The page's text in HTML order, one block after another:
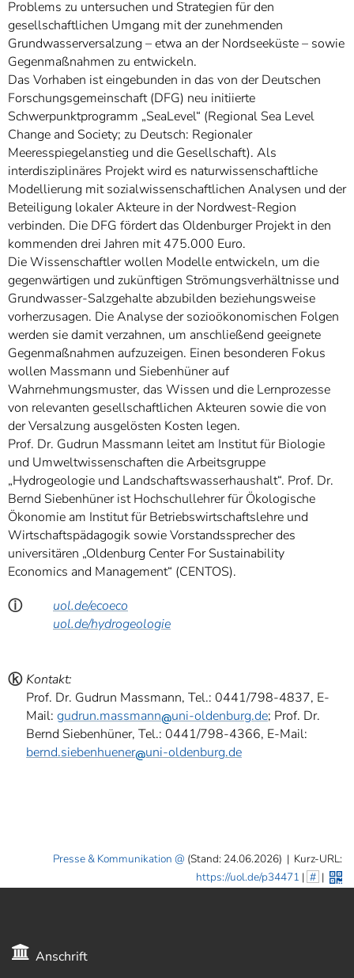
Problems zu untersuchen und Strategien für den
gesellschaftlichen Umgang mit der zunehmenden
Grundwasserversalzung – etwa an der Nordseeküste – sowie
Gegenmaßnahmen zu entwickeln.
Das Vorhaben ist eingebunden in das von der Deutschen
Forschungsgemeinschaft (DFG) neu initiierte
Schwerpunktprogramm „SeaLevel“ (Regional Sea Level
Change and Society; zu Deutsch: Regionaler
Meeresspiegelanstieg und die Gesellschaft). Als
interdisziplinäres Projekt wird es naturwissenschaftliche
Modellierung mit sozialwissenschaftlichen Analysen und der
Beteiligung lokaler Akteure in der Nordwest-Region
verbinden. Die DFG fördert das Oldenburger Projekt in den
kommenden drei Jahren mit 475.000 Euro.
Die Wissenschaftler wollen Modelle entwickeln, um die
gegenwärtigen und zukünftigen Strömungsverhältnisse und
Grundwasser-Salzgehalte abzubilden beziehungsweise
vorherzusagen. Die Analyse der sozioökonomischen Folgen
werden sie damit verzahnen, um anschließend geeignete
Gegenmaßnahmen aufzuzeigen. Einen besonderen Fokus
wollen Massmann und Siebenhüner auf
Wahrnehmungsmuster, das Wissen und die Lernprozesse
von relevanten gesellschaftlichen Akteuren sowie die von
der Versalzung ausgelösten Kosten legen.
Prof. Dr. Gudrun Massmann leitet am Institut für Biologie
und Umweltwissenschaften die Arbeitsgruppe
„Hydrogeologie und Landschaftswasserhaushalt“. Prof. Dr.
Bernd Siebenhüner ist Hochschullehrer für Ökologische
Ökonomie am Institut für Betriebswirtschaftslehre und
Wirtschaftspädagogik sowie Vorstandssprecher des
universitären „Oldenburg Center For Sustainability
Economics and Management“ (CENTOS).
ⓘ
uol.de/ecoeco
uol.de/hydrogeologie
ⓚ Kontakt:
Prof. Dr. Gudrun Massmann, Tel.: 0441/798-4837, E-
Mail: gudrun.massmann uni-oldenburg.de; Prof. Dr.
Bernd Siebenhüner, Tel.: 0441/798-4366, E-Mail:
bernd.siebenhuener
uni-oldenburg.de
Presse & Kommunikation (Stand: 24.06.2026) | Kurz-URL:
https://uol.de/p34471 | # |
Anschrift